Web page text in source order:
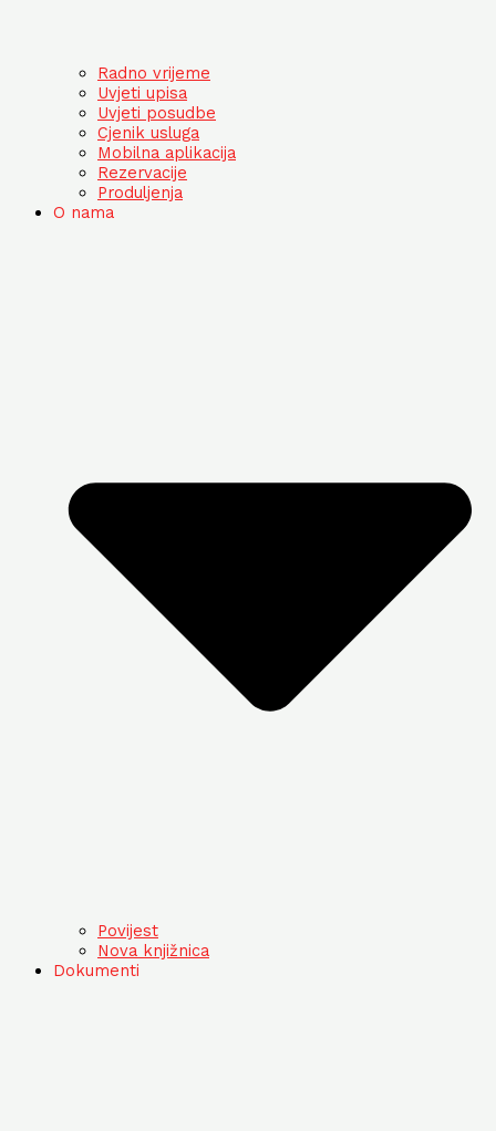
Radno vrijeme
Uvjeti upisa
Uvjeti posudbe
Cjenik usluga
Mobilna aplikacija
Rezervacije
Produljenja
O nama
Povijest
Nova knjižnica
Dokumenti